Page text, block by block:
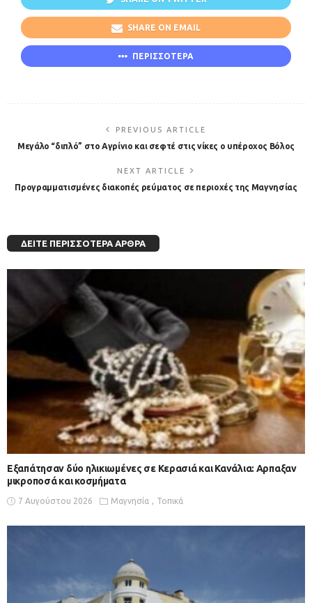
SHARE ON EMAIL
ΠΕΡΙΣΣΟΤΕΡΑ
PREVIOUS ARTICLE
Μεγάλο “διπλό” στο Αγρίνιο και σεφτέ στις νίκες ο υπέροχος Βόλος
NEXT ARTICLE
Προγραμματισμένες διακοπές ρεύματος σε περιοχές της Μαγνησίας
ΔΕΊΤΕ ΠΕΡΙΣΣΌΤΕΡΑ ΆΡΘΡΑ
Εξαπάτησαν δύο ηλικιωμένες σε Κερασιά και Κανάλια: Αρπαξαν
μικροποσά και κοσμήματα
7 Αυγούστου 2026 Μαγνησία Τοπικά